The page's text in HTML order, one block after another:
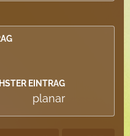
EINTRAG
planar